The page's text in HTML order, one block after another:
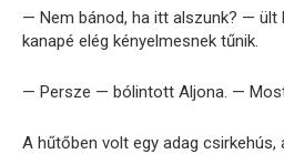
— Nem bánod, ha itt alszunk? —
kanapé elég kényelmesnek tűnik.
— Persze — bólintott Aljona. —
A hűtőben volt egy adag